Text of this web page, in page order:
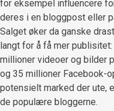
for eksempel influencere
deres i en bloggpost eller
Salget øker da ganske
langt for å få mer
millioner videoer og bilder
og 35 millioner Facebook-
potensielt marked der ute,
de populære bloggerne.